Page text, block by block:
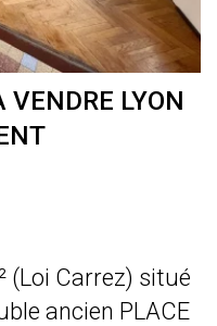
VENDRE LYON
(Loi Carrez) situé
ancien PLACE